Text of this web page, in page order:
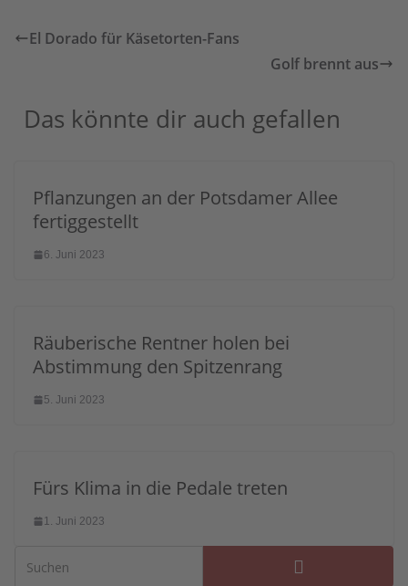
El Dorado für Käsetorten-Fans
Golf brennt aus
Das könnte dir auch gefallen
Pflanzungen an der Potsdamer Allee
fertiggestellt
6. Juni 2023
Räuberische Rentner holen bei
Abstimmung den Spitzenrang
5. Juni 2023
Fürs Klima in die Pedale treten
1. Juni 2023